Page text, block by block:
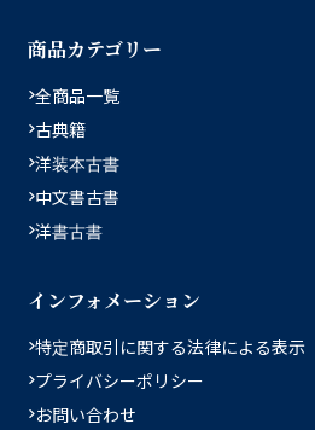
商品カテゴリー
全商品一覧
古典籍
洋装本古書
中文書古書
洋書古書
インフォメーション
特定商取引に関する法律による表示
プライバシーポリシー
お問い合わせ